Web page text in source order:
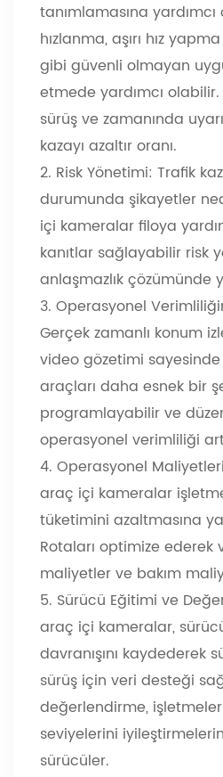
tanımlamasına
hızlanma, aşırı hız
gibi güvenli olmayan
etmede yardımcı
sürüş ve zamanında
kazayı azaltır oranı.
2. Risk Yönetimi: Trafik
durumunda şikayetler
içi kameralar filoya
kanıtlar sağlayabilir risk
anlaşmazlık çözümünde
3. Operasyonel
Gerçek zamanlı konum
video gözetimi
araçları daha esnek bir
programlayabilir ve
operasyonel verimliliği
4. Operasyonel
araç içi kameralar
tüketimini azaltmasına
Rotaları optimize ederek
maliyetler ve bakım
5. Sürücü Eğitimi ve
araç içi kameralar,
davranışını kaydederek
sürüş için veri desteği
değerlendirme,
seviyelerini
sürücüler.